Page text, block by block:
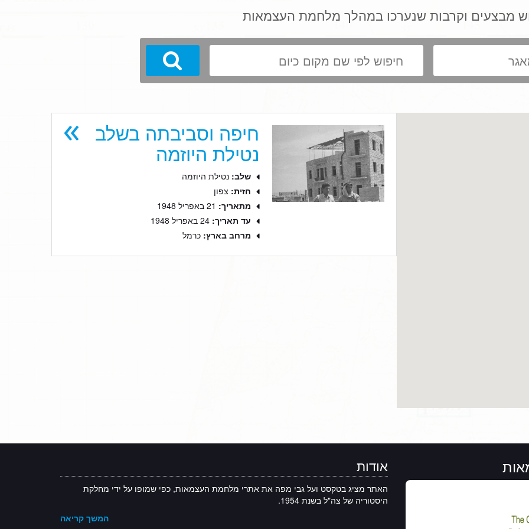
מבצעים וקרבות שנערכו במהלך מלחמת העצמאות
Search
חיפה וסביבתה בשלב
נטילת היוזמה
שלב: נטילת היוזמה
חזית: צפון
מתאריך: 21 באפריל 1948
עד תאריך: 24 באפריל 1948
מרחב בארץ: כרמל
אודות
האתר מציג בטקסט ועל גבי מפה את אתרי מלחמת העצמאות, כפי שמופו על ידי מחלקת
היסטוריה של צה"ל בשנת 1954.
המשך קריאה